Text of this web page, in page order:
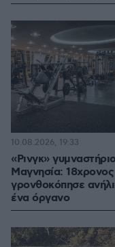
«Ρινγκ»
Μαγνησία: 18χρονος
γρονθοκόπησε
ένα όργανο
10.08.2026, 19:33